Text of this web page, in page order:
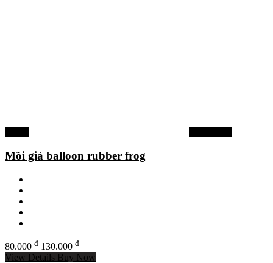
Mồi giả balloon rubber frog
80.000 đ 130.000 đ
View Details Buy Now